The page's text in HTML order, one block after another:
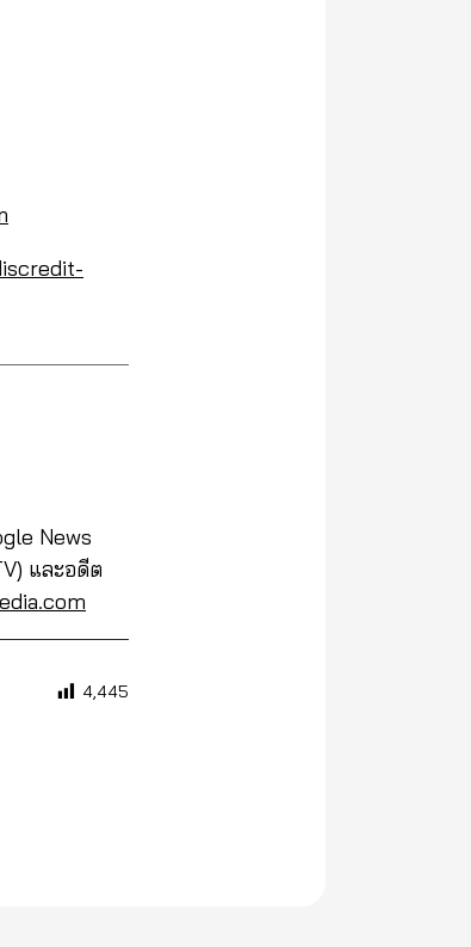
News
และอดีต
4,445